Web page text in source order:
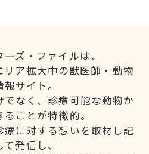
ズ・ファイルは、
ア拡大中の獣医師・動物
サイト。
なく、診療可能な動物か
ことが特徴的。
に対する想いを取材し記
発信し、